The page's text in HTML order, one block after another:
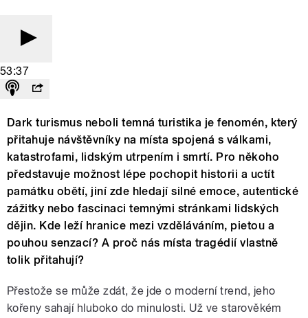
53:37
Dark turismus neboli temná turistika je fenomén, který
přitahuje návštěvníky na místa spojená s válkami,
katastrofami, lidským utrpením i smrtí. Pro někoho
představuje možnost lépe pochopit historii a uctít
památku obětí, jiní zde hledají silné emoce, autentické
zážitky nebo fascinaci temnými stránkami lidských
dějin. Kde leží hranice mezi vzděláváním, pietou a
pouhou senzací? A proč nás místa tragédií vlastně
tolik přitahují?
Přestože se může zdát, že jde o moderní trend, jeho
kořeny sahají hluboko do minulosti. Už ve starověkém